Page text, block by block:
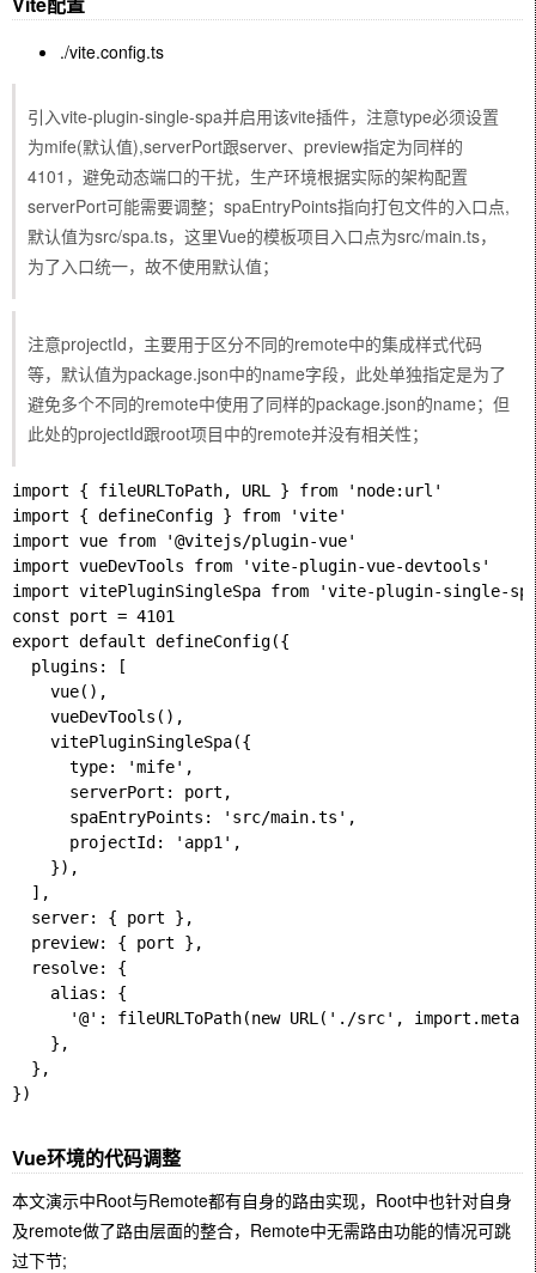
./vite.config.ts
引入vite-plugin-single-spa并启用该vite插件，注意type必须设置
为mife(默认值),serverPort跟server、preview指定为同样的
4101，避免动态端口的干扰，生产环境根据实际的架构配置
serverPort可能需要调整；spaEntryPoints指向打包文件的入口点,
默认值为src/spa.ts，这里Vue的模板项目入口点为src/main.ts，
为了入口统一，故不使用默认值；
注意projectId，主要用于区分不同的remote中的集成样式代码
等，默认值为package.json中的name字段，此处单独指定是为了
避免多个不同的remote中使用了同样的package.json的name；但
此处的projectId跟root项目中的remote并没有相关性；
import { fileURLToPath, URL } from 'node:url'
import { defineConfig } from 'vite'
import vue from '@vitejs/plugin-vue'
import vueDevTools from 'vite-plugin-vue-devtools'
import vitePluginSingleSpa from 'vite-plugin-single-
const port = 4101
export default defineConfig({
  plugins: [
    vue(),
    vueDevTools(),
    vitePluginSingleSpa({
      type: 'mife',
      serverPort: port,
      spaEntryPoints: 'src/main.ts',
      projectId: 'app1',
    }),
  ],
  server: { port },
  preview: { port },
  resolve: {
    alias: {
'@': fileURLToPath(new URL('./src',
    },
  },
})
Vue环境的代码调整
本文演示中Root与Remote都有自身的路由实现，Root中也针对自身
及remote做了路由层面的整合，Remote中无需路由功能的情况可跳
过下节;